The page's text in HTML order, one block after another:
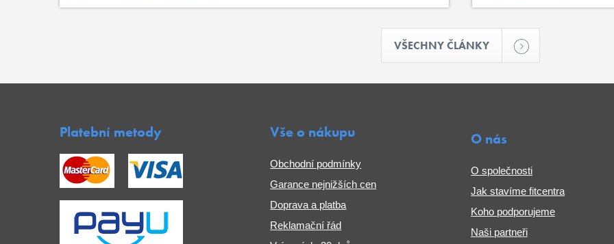
VŠECHNY ČLÁNKY
Platební metody Vše o nákupu
Obchodní podmínky
Garance nejnižších cen
Doprava a platba
Reklamační řád
O nás
O společnosti
Jak stavíme fitcentra
Koho podporujeme
Naši partneři